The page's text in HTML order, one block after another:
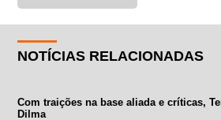
NOTÍCIAS RELACIONADAS
Com traições na base aliada e críticas,
Dilma